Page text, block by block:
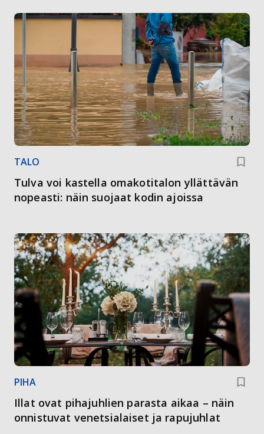
TALO
Tulva voi kastella omakotitalon yllättävän
nopeasti: näin suojaat kodin ajoissa
PIHA
Illat ovat pihajuhlien parasta aikaa – näin
onnistuvat venetsialaiset ja rapujuhlat